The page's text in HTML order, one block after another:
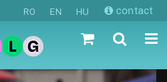
RO EN HU contact